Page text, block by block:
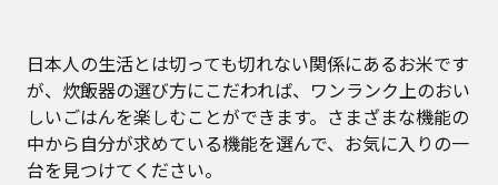
日本人の生活とは切っても切れない関係にあるお米です
が、炊飯器の選び方にこだわれば、ワンランク上のおい
しいごはんを楽しむことができます。さまざまな機能の
中から自分が求めている機能を選んで、お気に入りの一
台を見つけてください。